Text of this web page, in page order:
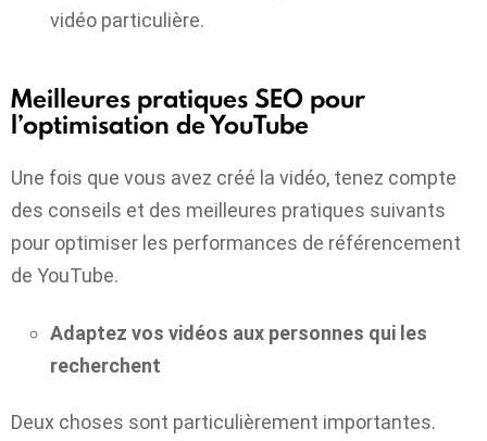
vidéo particulière.
Meilleures pratiques SEO pour
l’optimisation de YouTube
Une fois que vous avez créé la vidéo, tenez compte
des conseils et des meilleures pratiques suivants
pour optimiser les performances de référencement
de YouTube.
Adaptez vos vidéos aux personnes qui les
recherchent
Deux choses sont particulièrement importantes.